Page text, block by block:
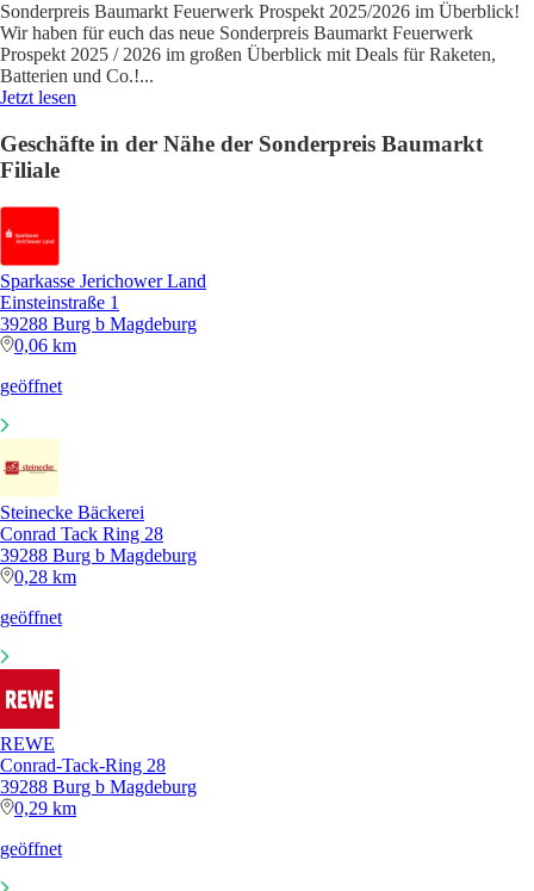
Sonderpreis Baumarkt Feuerwerk Prospekt 2025/2026 im Überblick!
Wir haben für euch das neue Sonderpreis Baumarkt Feuerwerk
Prospekt 2025 / 2026 im großen Überblick mit Deals für Raketen,
Batterien und Co.!...
Jetzt lesen
Geschäfte in der Nähe der Sonderpreis Baumarkt
Filiale
Sparkasse Jerichower Land
Einsteinstraße 1
39288 Burg b Magdeburg
0,06 km
geöffnet
Steinecke Bäckerei
Conrad Tack Ring 28
39288 Burg b Magdeburg
0,28 km
geöffnet
REWE
Conrad-Tack-Ring 28
39288 Burg b Magdeburg
0,29 km
geöffnet